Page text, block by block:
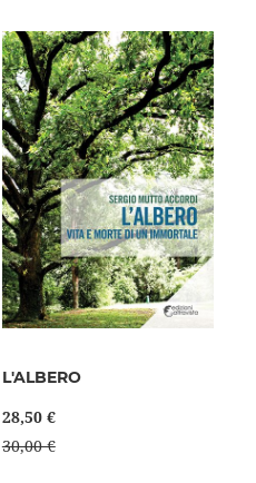
L'ALBERO
28,50 €
30,00 €